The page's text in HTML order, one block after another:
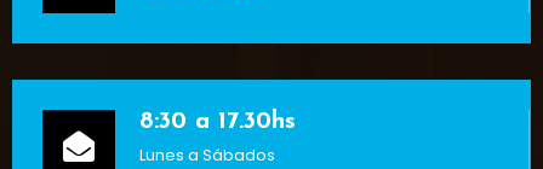
8:30 a 17.30hs
Lunes a Sábados